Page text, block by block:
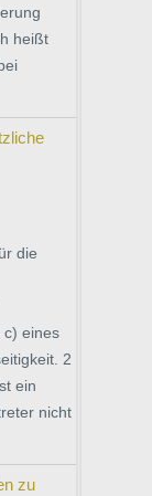
heißt
die
c) eines
2
ein
nicht
zu